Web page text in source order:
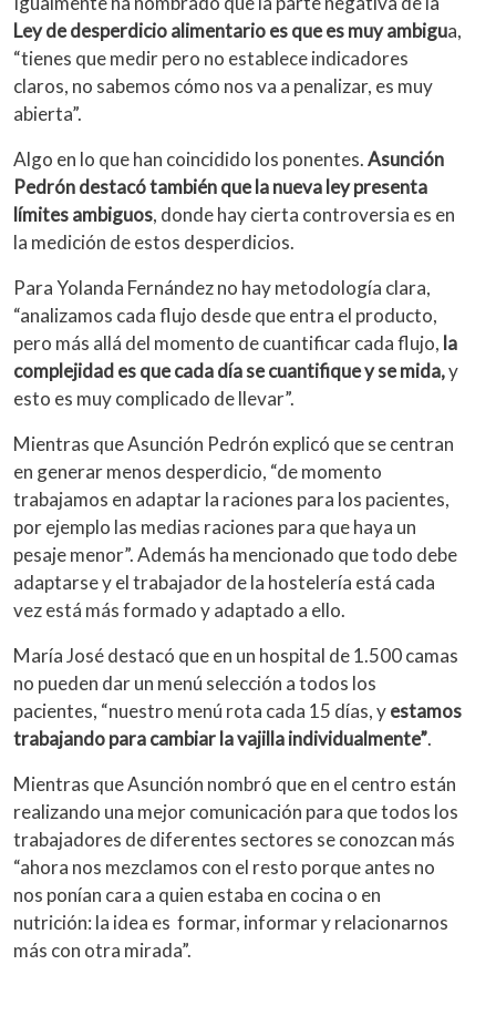
Ley de desperdicio alimentario es que es muy ambigua,
“tienes que medir pero no establece indicadores
claros, no sabemos cómo nos va a penalizar, es muy
abierta”.
Algo en lo que han coincidido los ponentes.Asunción
Pedrón destacó también que la nueva ley presenta
límites ambiguos, donde hay cierta controversia es en
la medición de estos desperdicios.
Para Yolanda Fernández no hay metodología clara,
“analizamos cada flujo desde que entra el producto,
pero más allá del momento de cuantificar cada flujo, la
complejidad es que cada día se cuantifique y se mida,y
esto es muy complicado de llevar”.
Mientras que Asunción Pedrón explicó que se centran
en generar menos desperdicio, “de momento
trabajamos en adaptar la raciones para los pacientes,
por ejemplo las medias raciones para que haya un
pesaje menor”. Además ha mencionado que todo debe
adaptarse y el trabajador de la hostelería está cada
vez está más formado y adaptado a ello.
María José destacó que en un hospital de 1.500 camas
no pueden dar un menú selección a todos los
pacientes, “nuestro menú rota cada 15 días, yestamos
trabajando para cambiar la vajilla individualmente”.
Mientras que Asunción nombró que en el centro están
realizando una mejor comunicación para que todos los
trabajadores de diferentes sectores se conozcan más
“ahora nos mezclamos con el resto porque antes no
nos ponían cara a quien estaba en cocina o en
nutrición: la idea es formar, informar y relacionarnos
más con otra mirada”.